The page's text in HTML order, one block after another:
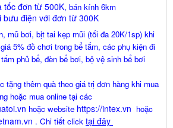
tốc đơn từ 500K, bán kính 6km
bưu điện với đơn từ 300K
mũ bơi, bịt tai kẹp mũi (tối đa 20K/1sp) khi
5% đồ chơi trong bể tắm, các phụ kiện đi
phủ bể, đèn bể bơi, bộ vệ sinh bể bơi
tặng thêm quà theo giá trị đơn hàng khi mua
hoặc mua online tại các
hoặc website https://intex.vn hoặc
. Chi tiết click tại đây